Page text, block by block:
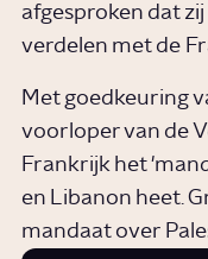
afgesproken dat
verdelen met de
Met goedkeuring
voorloper van de
Frankrijk het
en Libanon heet.
mandaat over